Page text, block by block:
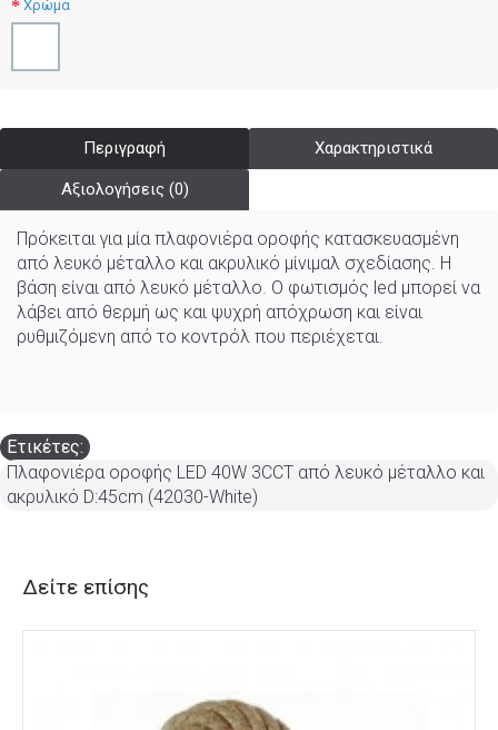
Χρώμα
Περιγραφή Χαρακτηριστικά
Αξιολογήσεις (0)
Πρόκειται για μία πλαφονιέρα οροφής κατασκευασμένη
από λευκό μέταλλο και ακρυλικό μίνιμαλ σχεδίασης. Η
βάση είναι από λευκό μέταλλο. Ο φωτισμός led μπορεί να
λάβει από θερμή ως και ψυχρή απόχρωση και είναι
ρυθμιζόμενη από το κοντρόλ που περιέχεται.
Ετικέτες:
Πλαφονιέρα οροφής LED 40W 3CCT από λευκό μέταλλο και
ακρυλικό D:45cm (42030-White)
Δείτε επίσης